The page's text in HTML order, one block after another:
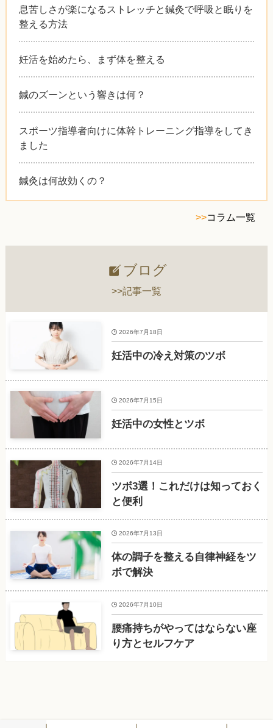
息苦しさが楽になるストレッチと鍼灸で呼吸と眠りを
整える方法
妊活を始めたら、まず体を整える
鍼のズーンという響きは何？
スポーツ指導者向けに体幹トレーニング指導をしてき
ました
鍼灸は何故効くの？
>>コラム一覧
ブログ
>>記事一覧
妊活中の冷え対策のツボ
2026年7月18日
妊活中の女性とツボ
2026年7月15日
ツボ3選！これだけは知っておく
と便利
2026年7月14日
体の調子を整える自律神経をツ
ボで解決
2026年7月13日
腰痛持ちがやってはならない座
り方とセルフケア
2026年7月10日